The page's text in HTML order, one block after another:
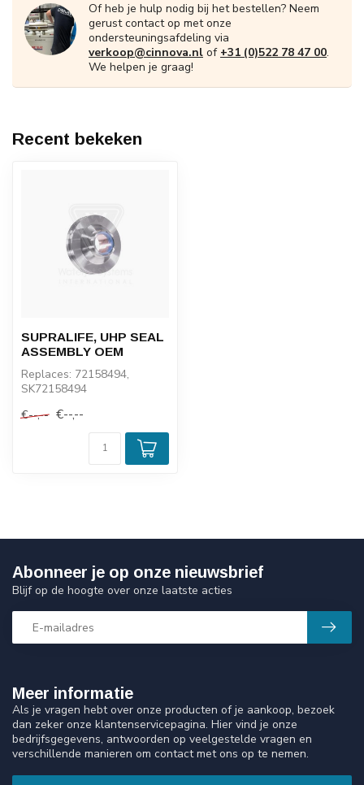
Of heb je hulp nodig bij het bestellen? Neem
gerust contact op met onze
ondersteuningsafdeling via
verkoop@cinnova.nl of +31 (0)522 78 47 00.
We helpen je graag!
Recent bekeken
SUPRALIFE, UHP SEAL
ASSEMBLY OEM
Replaces: 72158494,
SK72158494
€--,-- €--,--
Meer informatie
Als je vragen hebt over onze producten of je aankoop, bezoek
dan zeker onze klantenservicepagina. Hier vind je onze
bedrijfsgegevens, antwoorden op veelgestelde vragen en
verschillende manieren om contact met ons op te nemen.
Abonneer je op onze nieuwsbrief
Blijf op de hoogte over onze laatste acties